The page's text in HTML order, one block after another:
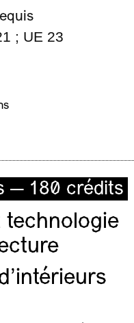
; UE 23
— 180 crédits
technologie